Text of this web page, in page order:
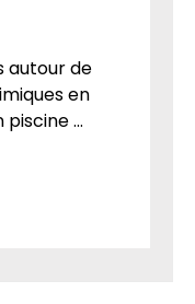
autour de
en
...